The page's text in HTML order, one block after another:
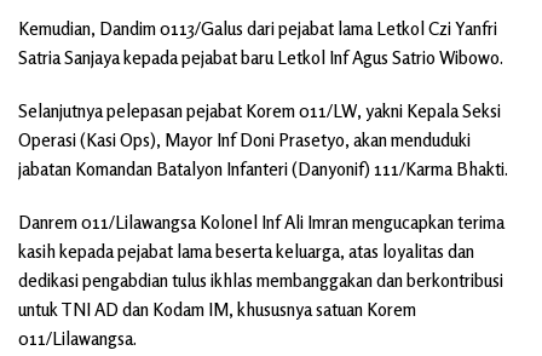
Kemudian, Dandim 0113/Galus dari pejabat lama Letkol Czi Yanfri
Satria Sanjaya kepada pejabat baru Letkol Inf Agus Satrio Wibowo.
Selanjutnya pelepasan pejabat Korem 011/LW, yakni Kepala Seksi
Operasi (Kasi Ops), Mayor Inf Doni Prasetyo, akan menduduki
jabatan Komandan Batalyon Infanteri (Danyonif) 111/Karma Bhakti.
Danrem 011/Lilawangsa Kolonel Inf Ali Imran mengucapkan terima
kasih kepada pejabat lama beserta keluarga, atas loyalitas dan
dedikasi pengabdian tulus ikhlas membanggakan dan berkontribusi
untuk TNI AD dan Kodam IM, khususnya satuan Korem
011/Lilawangsa.